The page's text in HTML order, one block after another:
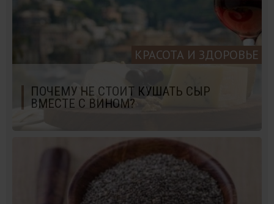
КРАСОТА И ЗДОРОВЬЕ
ПОЧЕМУ НЕ СТОИТ КУШАТЬ СЫР
ВМЕСТЕ С ВИНОМ?